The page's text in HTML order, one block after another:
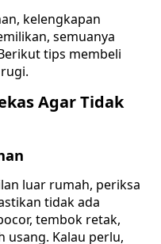
kelengkapan
semuanya
tips membeli
Agar Tidak
luar rumah, periksa
tidak ada
tembok retak,
usang. Kalau perlu,